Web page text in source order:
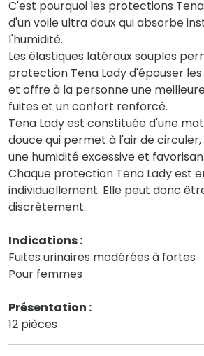
C'est pourquoi les protections
d'un voile ultra doux qui absorbe
l'humidité.
Les élastiques latéraux souples
protection Tena Lady d'épouser
et offre à la personne une
fuites et un confort renforcé.
Tena Lady est constituée d'une
douce qui permet à l'air de
une humidité excessive et
Chaque protection Tena Lady est
individuellement. Elle peut donc
discrètement.
Indications :
Fuites urinaires modérées à fortes
Pour femmes
Présentation :
12 pièces